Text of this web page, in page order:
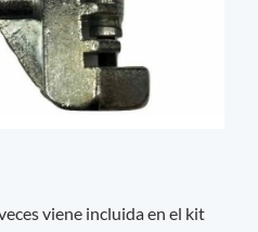
viene incluida en el kit